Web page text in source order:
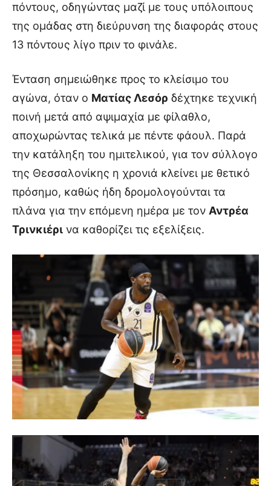
πόντους, οδηγώντας μαζί με τους υπόλοιπους
της ομάδας στη διεύρυνση της διαφοράς στους
13 πόντους λίγο πριν το φινάλε.
Ένταση σημειώθηκε προς το κλείσιμο του
αγώνα, όταν ο Ματίας Λεσόρ δέχτηκε τεχνική
ποινή μετά από αψιμαχία με φίλαθλο,
αποχωρώντας τελικά με πέντε φάουλ. Παρά
την κατάληξη του ημιτελικού, για τον σύλλογο
της Θεσσαλονίκης η χρονιά κλείνει με θετικό
πρόσημο, καθώς ήδη δρομολογούνται τα
πλάνα για την επόμενη ημέρα με τον Αντρέα
Τρινκιέρι να καθορίζει τις εξελίξεις.